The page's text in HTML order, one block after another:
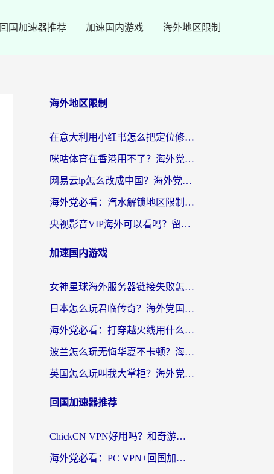
回国加速器推荐 加速国内游戏 海外地区限制
海外地区限制
在意大利用小红书怎么把定位修改到中国国内？3个实用技巧+1个靠谱工具帮你搞定
咪咕体育在香港用不了？海外党必看的回国加速器选择指南（附3个真实场景解决方案）
网易云ip怎么改成中国？海外党听音乐听书的无痛解决方案
海外党必看：汽水解锁地区限制怎么解除？3招解决国内影音&生活服务难题
央视影音VIP海外可以看吗？留学生亲测有效的回国加速器选择指南
加速国内游戏
女神星球海外服务器链接失败怎么解决？海外党国服游戏加速避坑指南
日本怎么玩君临传奇？海外党国服游戏加速避坑指南（附菲律宾欧洲玩家实测）
海外党必看：打穿越火线用什么加速器？解决延迟卡顿，还能玩奇妙拼图世界和第五人格
波兰怎么玩无悔华夏不卡顿？海外国服游戏加速器终极指南（附征途2萤火突击解决方案）
英国怎么玩叫我大掌柜？海外党国服游戏加速避坑指南（附实测推荐）
回国加速器推荐
ChickCN VPN好用吗？和奇游手游VPN对比哪个回国效果更好？海外党亲测实用指南
海外党必看：PC VPN+回国加速器怎么选？无缝访问国内资源全攻略